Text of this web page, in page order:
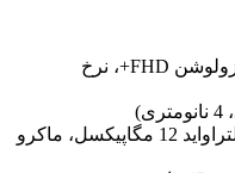
نمایشگر: 6.6 اینچ Super AMOLED، رزولوشن FHD+، نرخ
دوربین: اصلی 50 مگاپیکسل (OIS)، اولتراواید 12 مگاپیکسل، ماکرو